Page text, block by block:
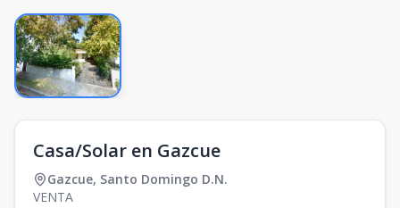
Casa/Solar en Gazcue
Gazcue, Santo Domingo D.N.
VENTA